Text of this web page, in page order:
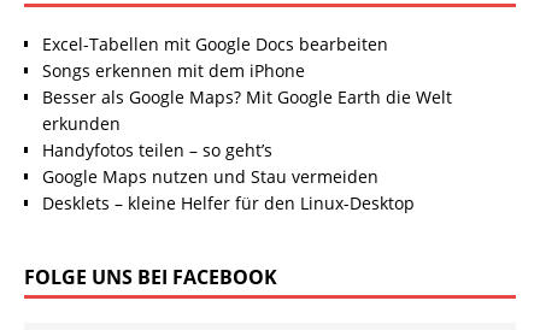
Excel-Tabellen mit Google Docs bearbeiten
Songs erkennen mit dem iPhone
Besser als Google Maps? Mit Google Earth die Welt
erkunden
Handyfotos teilen – so geht’s
Google Maps nutzen und Stau vermeiden
Desklets – kleine Helfer für den Linux-Desktop
FOLGE UNS BEI FACEBOOK